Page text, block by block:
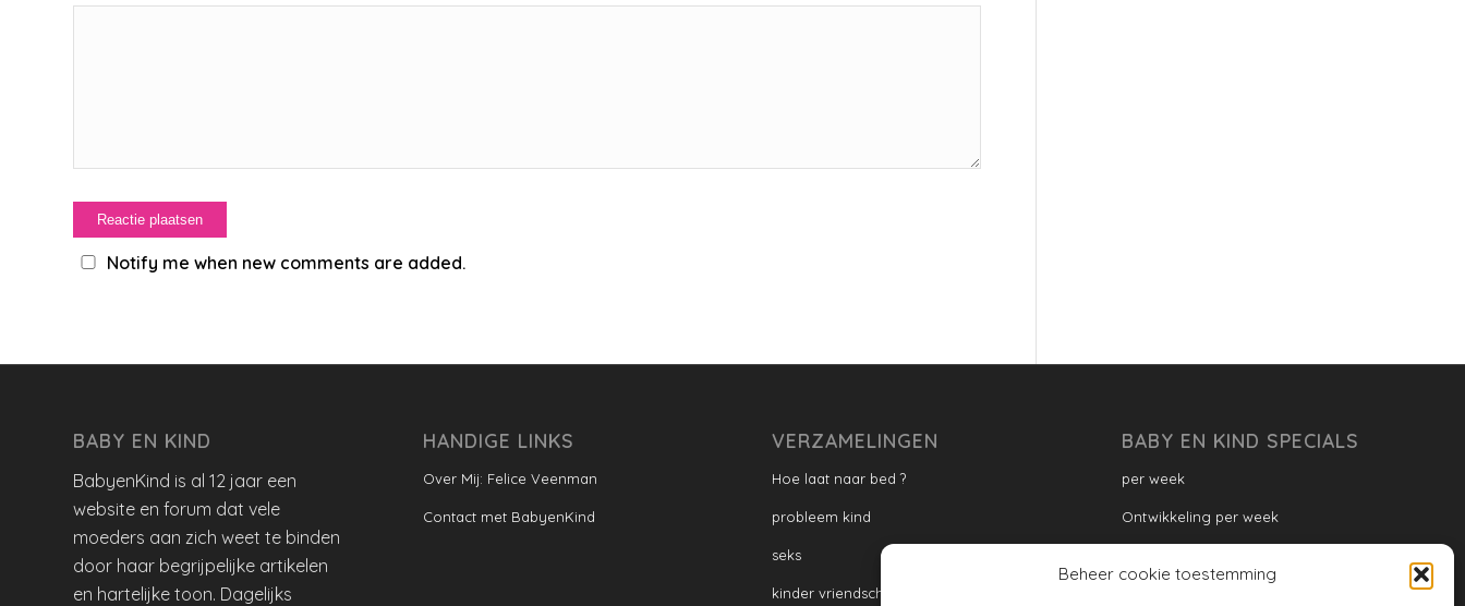
Beheer cookie toestemming
Notify me when new comments are added.
BABY EN KIND
BabyenKind is al 12 jaar een
website en forum dat vele
moeders aan zich weet te binden
door haar begrijpelijke artikelen
en hartelijke toon. Dagelijks
HANDIGE LINKS
Over Mij: Felice Veenman
Contact met BabyenKind
VERZAMELINGEN
Hoe laat naar bed ?
probleem kind
seks
kinder vriendschap
BABY EN KIND SPECIALS
per week
Ontwikkeling per week